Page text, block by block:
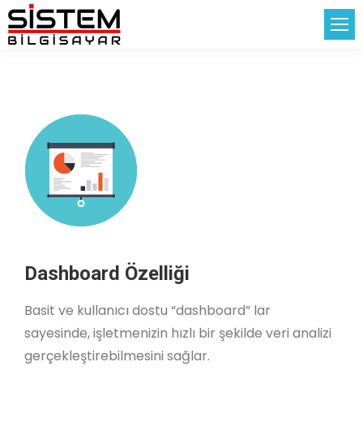
Dashboard Özelliği
Basit ve kullanıcı dostu “dashboard” lar
sayesinde, işletmenizin hızlı bir şekilde veri analizi
gerçekleştirebilmesini sağlar.